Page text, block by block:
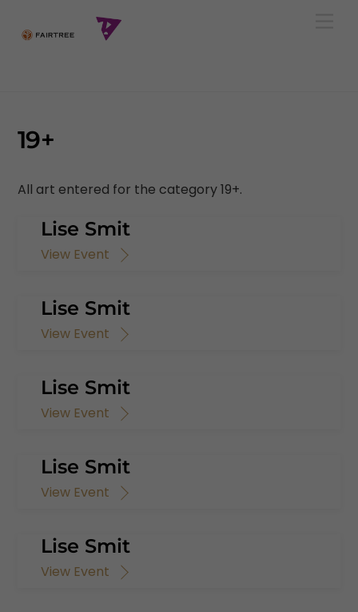
19+
All art entered for the category 19+.
Lise Smit
View Event
Lise Smit
View Event
Lise Smit
View Event
Lise Smit
View Event
Lise Smit
View Event